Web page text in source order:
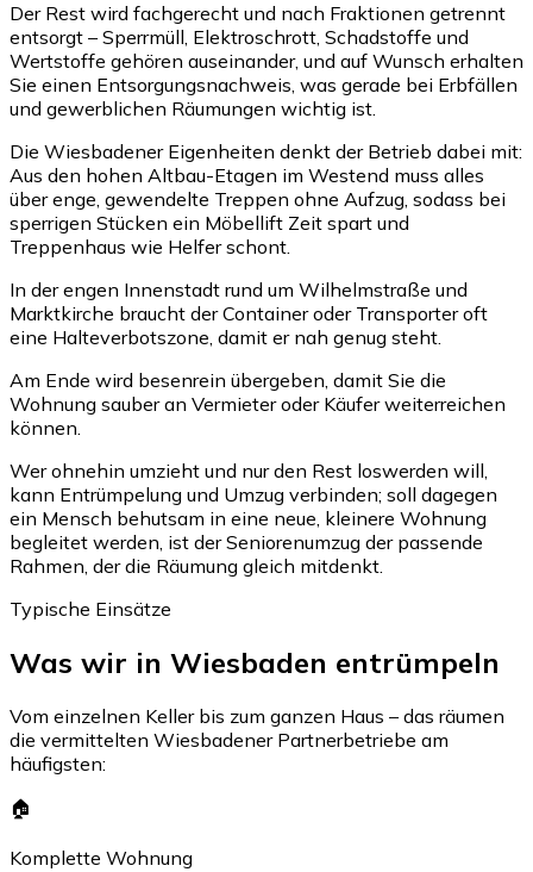
Der Rest wird fachgerecht und nach Fraktionen getrennt
entsorgt – Sperrmüll, Elektroschrott, Schadstoffe und
Wertstoffe gehören auseinander, und auf Wunsch erhalten
Sie einen Entsorgungsnachweis, was gerade bei Erbfällen
und gewerblichen Räumungen wichtig ist.
Die Wiesbadener Eigenheiten denkt der Betrieb dabei mit:
Aus den hohen Altbau-Etagen im Westend muss alles
über enge, gewendelte Treppen ohne Aufzug, sodass bei
sperrigen Stücken ein Möbellift Zeit spart und
Treppenhaus wie Helfer schont.
In der engen Innenstadt rund um Wilhelmstraße und
Marktkirche braucht der Container oder Transporter oft
eine Halteverbotszone, damit er nah genug steht.
Am Ende wird besenrein übergeben, damit Sie die
Wohnung sauber an Vermieter oder Käufer weiterreichen
können.
Wer ohnehin umzieht und nur den Rest loswerden will,
kann Entrümpelung und Umzug verbinden; soll dagegen
ein Mensch behutsam in eine neue, kleinere Wohnung
begleitet werden, ist der Seniorenumzug der passende
Rahmen, der die Räumung gleich mitdenkt.
Typische Einsätze
Was wir in Wiesbaden entrümpeln
Vom einzelnen Keller bis zum ganzen Haus – das räumen
die vermittelten Wiesbadener Partnerbetriebe am
häufigsten:
🏠
Komplette Wohnung